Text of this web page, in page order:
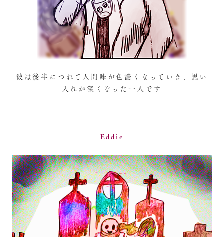
彼は後半につれて人間味が色濃くなっていき、思い
入れが深くなった一人です
Eddie